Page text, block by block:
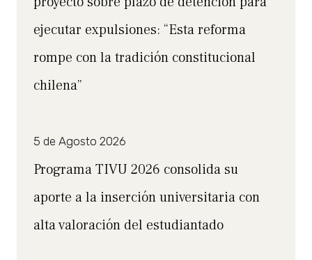
ejecutar expulsiones: “Esta reforma
rompe con la tradición constitucional
chilena”
5 de Agosto 2026
Programa TIVU 2026 consolida su
aporte a la inserción universitaria con
alta valoración del estudiantado